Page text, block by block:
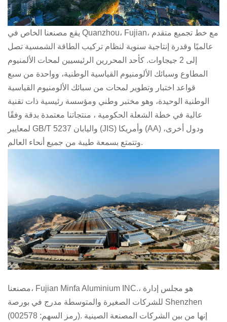
يقع مصنعنا الخاص في Quanzhou، Fujian، مع خط تجميع متقدم
عالميًا وقدرة إنتاجية سنوية لنظام تركيب الطاقة الشمسية تصل
إلى 2 جيجاوات. كأحد المحررين الرئيسيين لمحات الألمنيوم
المطاوع وسبائك الألومنيوم القياسية الوطنية، وواحدة من سبع
قواعد اختبار وتطوير لمحات من سبائك الألومنيوم القياسية
الوطنية الوحيدة، وهو مختبر وطني ومؤسسة رئيسية ذات تقنية
عالية في خطة الشعلة الحكومية ، منتجاتنا معتمدة بدقة وفقًا
لمعايير GB/T 5237 واليابان (JIS) وأمريكا (AA) ودول أخرى،
وتتمتع بسمعة طيبة من جميع أنحاء العالم.
مصنعنا، Fujian Minfa Aluminium INC.، هو مجلس إدارة
للشركات الصغيرة والمتوسطة مدرج في بورصة Shenzhen
(رمز السهم: 002578). إنها من بين الشركات المصنعة الصينية